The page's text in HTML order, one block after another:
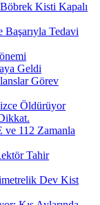
Kisti Kapalı
Tedavi
Geldi
Görev
Öldürüyor
112 Zamanla
Tahir
Dev Kist